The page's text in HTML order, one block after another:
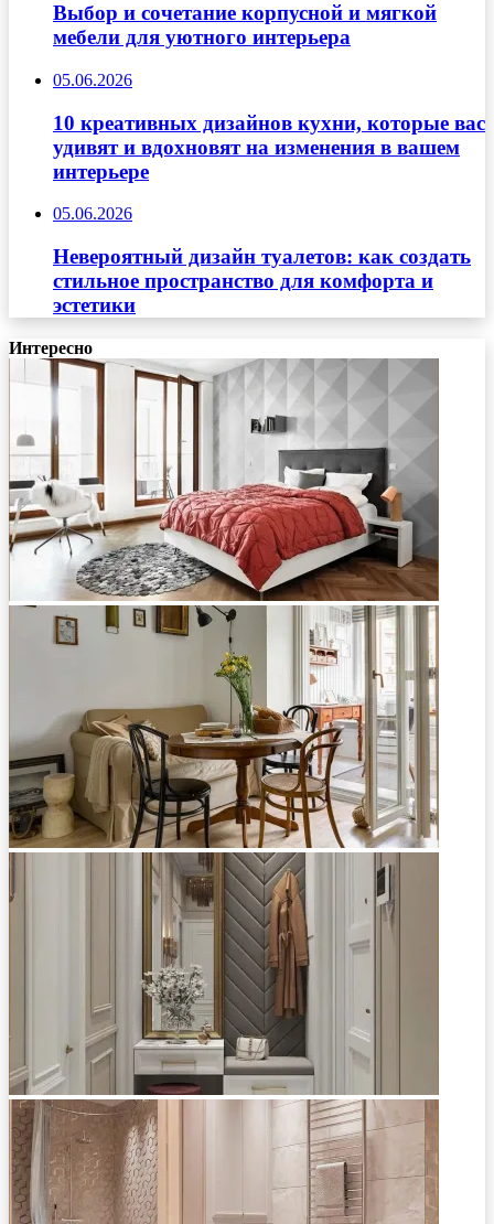
Выбор и сочетание корпусной и мягкой
мебели для уютного интерьера
05.06.2026
10 креативных дизайнов кухни, которые вас
удивят и вдохновят на изменения в вашем
интерьере
05.06.2026
Невероятный дизайн туалетов: как создать
стильное пространство для комфорта и
эстетики
Интересно